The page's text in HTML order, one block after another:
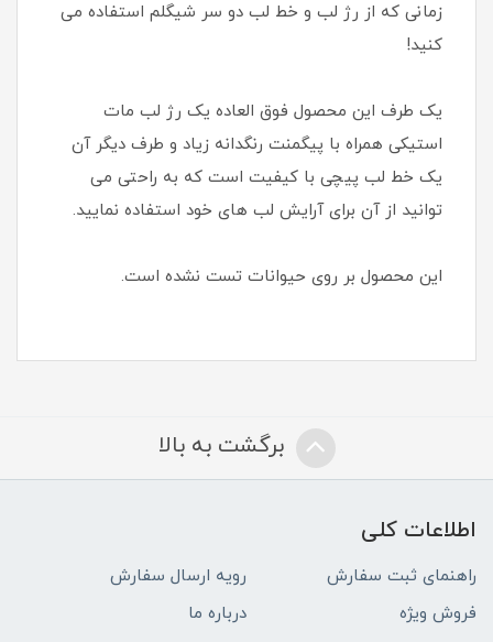
زمانی که از رژ لب و خط لب دو سر شیگلم استفاده می
کنید!
یک طرف این محصول فوق العاده یک رژ لب مات
استیکی همراه با پیگمنت رنگدانه زیاد و طرف دیگر آن
یک خط لب پیچی با کیفیت است که به راحتی می
توانید از آن برای آرایش لب های خود استفاده نمایید.
این محصول بر روی حیوانات تست نشده است.
برگشت به بالا
اطلاعات کلی
راهنمای ثبت سفارش
رویه ارسال سفارش
فروش ویژه
درباره ما